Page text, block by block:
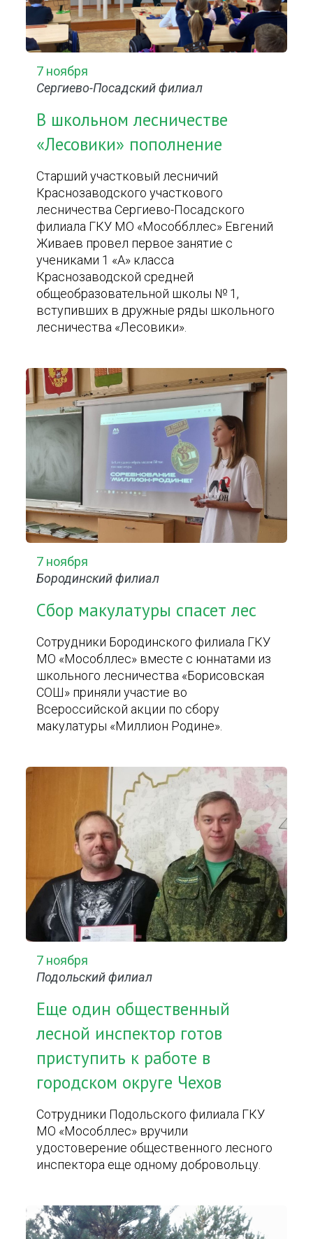
7 ноября
Сергиево-Посадский филиал
В школьном лесничестве
«Лесовики» пополнение
Старший участковый лесничий
Краснозаводского участкового
лесничества Сергиево-Посадского
филиала ГКУ МО «Мособбллес» Евгений
Живаев провел первое занятие с
учениками 1 «А» класса
Краснозаводской средней
общеобразовательной школы № 1,
вступивших в дружные ряды школьного
лесничества «Лесовики».
7 ноября
Бородинский филиал
Сбор макулатуры спасет лес
Сотрудники Бородинского филиала ГКУ
МО «Мособллес» вместе с юннатами из
школьного лесничества «Борисовская
СОШ» приняли участие во
Всероссийской акции по сбору
макулатуры «Миллион Родине».
7 ноября
Подольский филиал
Еще один общественный
лесной инспектор готов
приступить к работе в
городском округе Чехов
Сотрудники Подольского филиала ГКУ
МО «Мособллес» вручили
удостоверение общественного лесного
инспектора еще одному добровольцу.